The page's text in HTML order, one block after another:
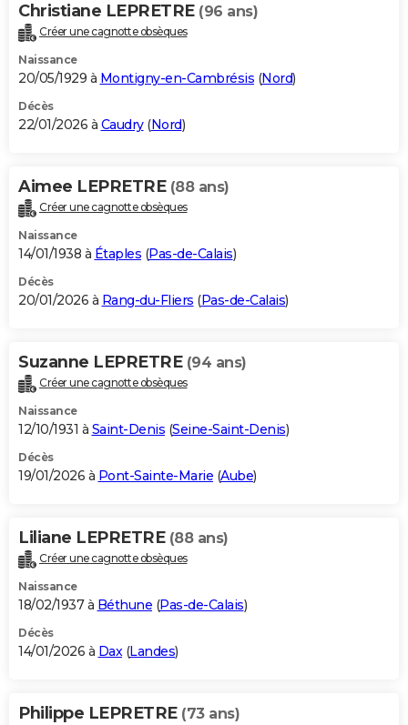
Christiane LEPRETRE (96 ans)
Créer une cagnotte obsèques
Naissance
20/05/1929 à Montigny-en-Cambrésis (Nord)
Décès
22/01/2026 à Caudry(Nord)
Aimee LEPRETRE (88 ans)
Créer une cagnotte obsèques
Naissance
14/01/1938 à Étaples (Pas-de-Calais)
Décès
20/01/2026 à Rang-du-Fliers (Pas-de-Calais)
Suzanne LEPRETRE (94 ans)
Créer une cagnotte obsèques
Naissance
12/10/1931 à Saint-Denis (Seine-Saint-Denis)
Décès
19/01/2026 à Pont-Sainte-Marie (Aube)
Liliane LEPRETRE (88 ans)
Créer une cagnotte obsèques
Naissance
18/02/1937 à Béthune (Pas-de-Calais)
Décès
14/01/2026 à Dax(Landes)
Philippe LEPRETRE (73 ans)